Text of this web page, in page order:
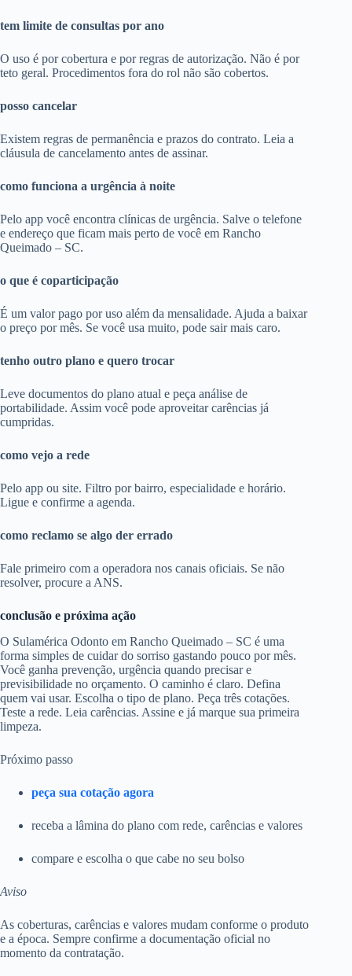
tem limite de consultas por ano
O uso é por cobertura e por regras de autorização. Não é por
teto geral. Procedimentos fora do rol não são cobertos.
posso cancelar
Existem regras de permanência e prazos do contrato. Leia a
cláusula de cancelamento antes de assinar.
como funciona a urgência à noite
Pelo app você encontra clínicas de urgência. Salve o telefone
e endereço que ficam mais perto de você em Rancho
Queimado – SC.
o que é coparticipação
É um valor pago por uso além da mensalidade. Ajuda a baixar
o preço por mês. Se você usa muito, pode sair mais caro.
tenho outro plano e quero trocar
Leve documentos do plano atual e peça análise de
portabilidade. Assim você pode aproveitar carências já
cumpridas.
como vejo a rede
Pelo app ou site. Filtro por bairro, especialidade e horário.
Ligue e confirme a agenda.
como reclamo se algo der errado
Fale primeiro com a operadora nos canais oficiais. Se não
resolver, procure a ANS.
conclusão e próxima ação
O Sulamérica Odonto em Rancho Queimado – SC é uma
forma simples de cuidar do sorriso gastando pouco por mês.
Você ganha prevenção, urgência quando precisar e
previsibilidade no orçamento. O caminho é claro. Defina
quem vai usar. Escolha o tipo de plano. Peça três cotações.
Teste a rede. Leia carências. Assine e já marque sua primeira
limpeza.
Próximo passo
peça sua cotação agora
receba a lâmina do plano com rede, carências e valores
compare e escolha o que cabe no seu bolso
Aviso
As coberturas, carências e valores mudam conforme o produto
e a época. Sempre confirme a documentação oficial no
momento da contratação.